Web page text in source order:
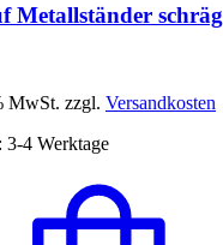
Metallständer schräg
MwSt. zzgl. Versandkosten
3-4 Werktage